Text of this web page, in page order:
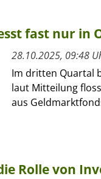
fast nur in
28.10.2025, 09:48
Im dritten Quartal
laut Mitteilung
aus
Rolle von